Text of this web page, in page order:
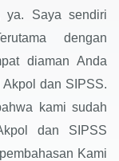
ya. Saya sendiri
dengan
diaman Anda
dan SIPSS.
kami sudah
dan SIPSS
Kami